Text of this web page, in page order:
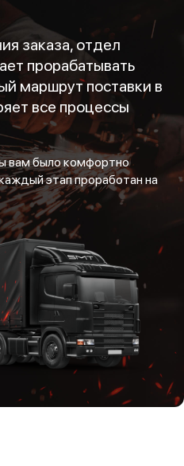
заказа, отдел
прорабатывать
маршрут поставки в
все процессы
вам было комфортно
этап проработан на